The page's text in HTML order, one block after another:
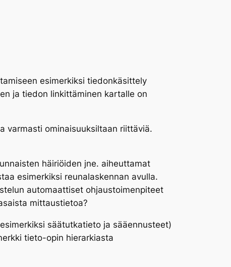
esimerkiksi tiedonkäsittely
ja tiedon linkittäminen kartalle on
varmasti ominaisuuksiltaan riittäviä.
häiriöiden jne. aiheuttamat
esimerkiksi reunalaskennan avulla.
automaattiset ohjaustoimenpiteet
mittaustietoa?
säätutkatieto ja sääennusteet)
tieto-opin hierarkiasta